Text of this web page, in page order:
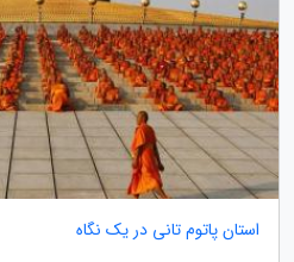
استان پاتوم تانی در یک نگاه